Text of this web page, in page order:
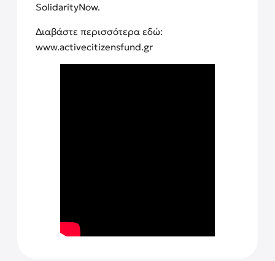
SolidarityNow.
Διαβάστε περισσότερα εδώ:
www.activecitizensfund.gr